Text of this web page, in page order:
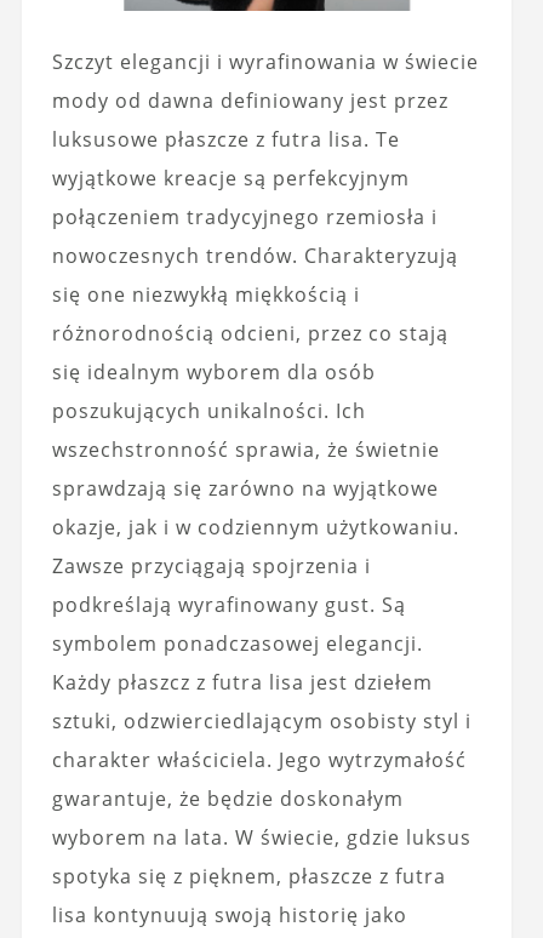
Szczyt elegancji i wyrafinowania w świecie
mody od dawna definiowany jest przez
luksusowe płaszcze z futra lisa. Te
wyjątkowe kreacje są perfekcyjnym
połączeniem tradycyjnego rzemiosła i
nowoczesnych trendów. Charakteryzują
się one niezwykłą miękkością i
różnorodnością odcieni, przez co stają
się idealnym wyborem dla osób
poszukujących unikalności. Ich
wszechstronność sprawia, że świetnie
sprawdzają się zarówno na wyjątkowe
okazje, jak i w codziennym użytkowaniu.
Zawsze przyciągają spojrzenia i
podkreślają wyrafinowany gust. Są
symbolem ponadczasowej elegancji.
Każdy płaszcz z futra lisa jest dziełem
sztuki, odzwierciedlającym osobisty styl i
charakter właściciela. Jego wytrzymałość
gwarantuje, że będzie doskonałym
wyborem na lata. W świecie, gdzie luksus
spotyka się z pięknem, płaszcze z futra
lisa kontynuują swoją historię jako